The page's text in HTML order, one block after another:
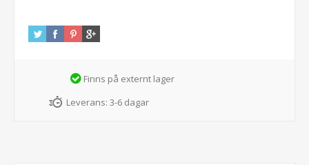
Finns på externt lager
Leverans: 3-6 dagar